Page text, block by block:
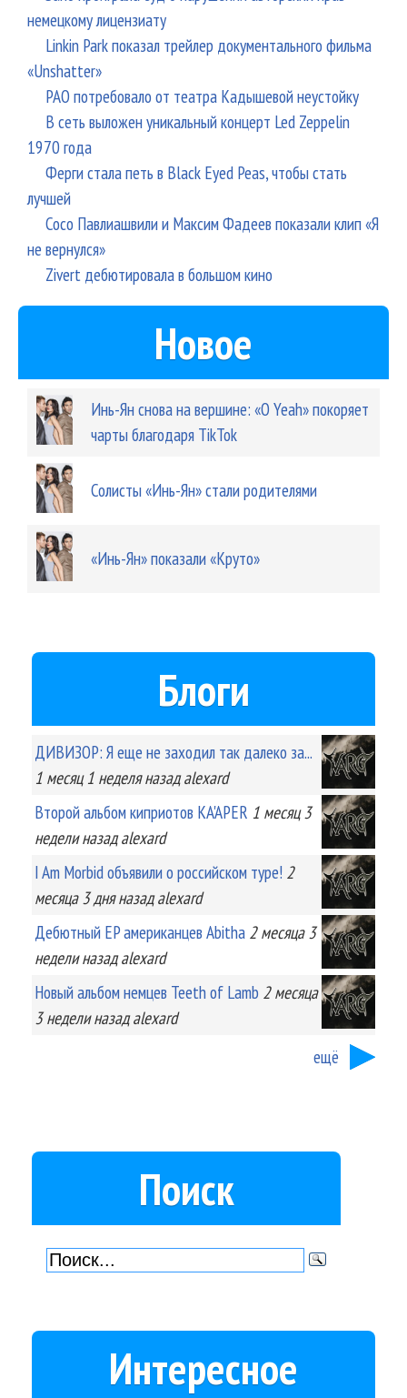
немецкому лицензиату
Linkin Park показал трейлер документального фильма
«Unshatter»
РАО потребовало от театра Кадышевой неустойку
В сеть выложен уникальный концерт Led Zeppelin
1970 года
Ферги стала петь в Black Eyed Peas, чтобы стать
лучшей
Сосо Павлиашвили и Максим Фадеев показали клип «Я
не вернулся»
Zivert дебютировала в большом кино
Новое
Инь-Ян снова на вершине: «O Yeah» покоряет
чарты благодаря TikTok
Солисты «Инь-Ян» стали родителями
«Инь-Ян» показали «Круто»
Блоги
ДИВИЗОР: Я еще не заходил так далеко за...
1 месяц 1 неделяназад alexard
Второй альбом киприотов KA'APER 1 месяц 3
неделиназад alexard
I Am Morbid объявили о российском туре! 2
месяца 3 дняназад alexard
Дебютный EP американцев Abitha 2 месяца 3
неделиназад alexard
Новый альбом немцев Teeth of Lamb 2 месяца
3 неделиназад alexard
ещё
Поиск
Интересное